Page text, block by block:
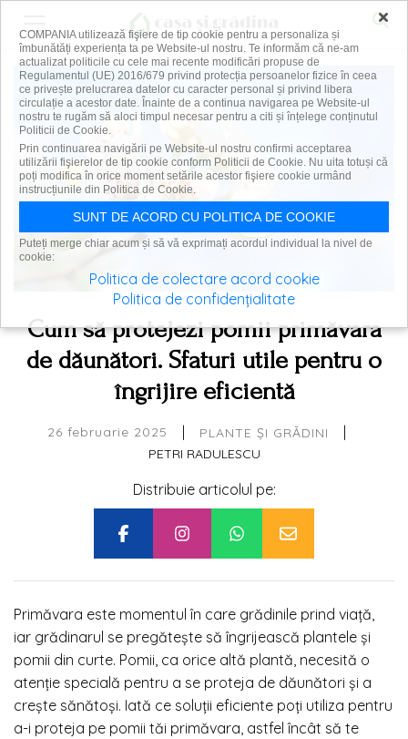
Cum să protejezi pomii primăvara
de dăunători. Sfaturi utile pentru o
îngrijire eficientă
26 februarie 2025 | PLANTE ȘI GRĂDINI |
PETRI RADULESCU
Distribuie articolul pe:
Primăvara este momentul în care grădinile prind viață,
iar grădinarul se pregătește să îngrijească plantele și
pomii din curte. Pomii, ca orice altă plantă, necesită o
atenție specială pentru a se proteja de dăunători și a
crește sănătoși. Iată ce soluții eficiente poți utiliza pentru
a-i proteja pe pomii tăi primăvara, astfel încât să te
×
COMPANIA utilizează fişiere de tip cookie pentru a personaliza și
îmbunătăți experiența ta pe Website-ul nostru. Te informăm că ne-am
actualizat politicile cu cele mai recente modificări propuse de
Regulamentul (UE) 2016/679 privind protecția persoanelor fizice în ceea
ce privește prelucrarea datelor cu caracter personal și privind libera
circulație a acestor date. Înainte de a continua navigarea pe Website-ul
nostru te rugăm să aloci timpul necesar pentru a citi și înțelege conținutul
Politicii de Cookie.
Prin continuarea navigării pe Website-ul nostru confirmi acceptarea
utilizării fişierelor de tip cookie conform Politicii de Cookie. Nu uita totuși că
poți modifica în orice moment setările acestor fişiere cookie urmând
instrucțiunile din Politica de Cookie.
SUNT DE ACORD CU POLITICA DE COOKIE
Puteți merge chiar acum și să vă exprimați acordul individual la nivel de
cookie:
Politica de colectare acord cookie
Politica de confidențialitate